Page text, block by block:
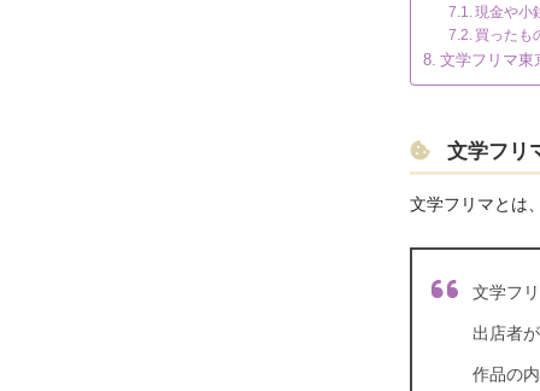
現金や小
買ったも
文学フリマ東
文学フリ
文学フリマとは、
文学フ
出店者
作品の